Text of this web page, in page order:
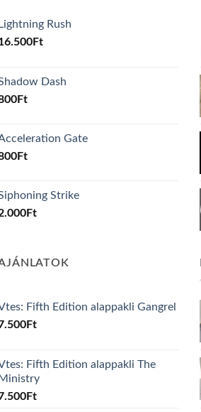
Lightning Rush
Ft
Dash
Ft
Gate
Ft
Strike
Ft
Fifth Edition alappakli Gangrel
Ft
Fifth Edition alappakli The
Ministry
Ft